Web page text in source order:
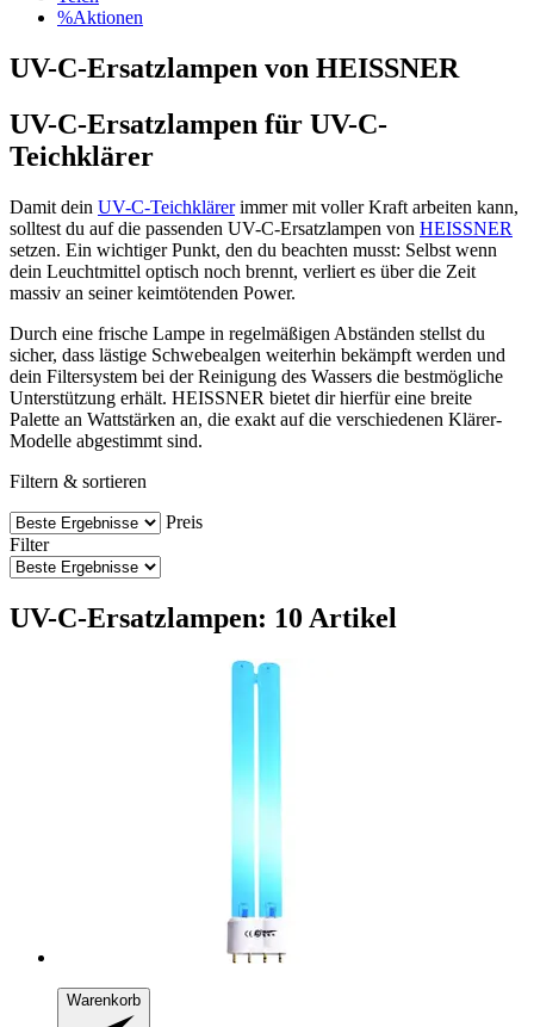
%Aktionen
UV-C-Ersatzlampen von HEISSNER
UV-C-Ersatzlampen für UV-C-
Teichklärer
Damit dein UV-C-Teichklärerimmer mit voller Kraft arbeiten kann,
solltest du auf die passenden UV-C-Ersatzlampen von HEISSNER
setzen. Ein wichtiger Punkt, den du beachten musst: Selbst wenn
dein Leuchtmittel optisch noch brennt, verliert es über die Zeit
massiv an seiner keimtötenden Power.
Durch eine frische Lampe in regelmäßigen Abständen stellst du
sicher, dass lästige Schwebealgen weiterhin bekämpft werden und
dein Filtersystem bei der Reinigung des Wassers die bestmögliche
Unterstützung erhält. HEISSNER bietet dir hierfür eine breite
Palette an Wattstärken an, die exakt auf die verschiedenen Klärer-
Modelle abgestimmt sind.
Filtern & sortieren
Preis
Filter
UV-C-Ersatzlampen: 10 Artikel
Warenkorb